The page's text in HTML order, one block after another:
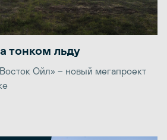
тонком льду
Ойл» – новый мегапроект